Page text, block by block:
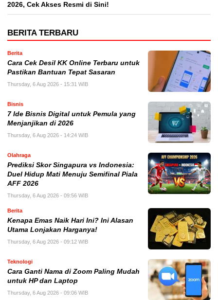
2026, Cek Akses Resmi di Sini!
BERITA TERBARU
Berita
Cara Cek Desil KK Online Terbaru untuk
Pastikan Bantuan Tepat Sasaran
Thursday, 6 Aug 2026 - 15:31 WIB
Bisnis
7 Ide Bisnis Digital untuk Pemula yang
Menjanjikan di 2026
Thursday, 6 Aug 2026 - 14:24 WIB
Olahraga
Prediksi Skor Singapura vs Indonesia:
Duel Hidup Mati Menuju Semifinal Piala
AFF 2026
Thursday, 6 Aug 2026 - 09:56 WIB
Berita
Kenapa Emas Naik Hari Ini? Ini Alasan
Utama Lonjakan Harganya!
Thursday, 6 Aug 2026 - 09:12 WIB
Teknologi
Cara Ganti Nama di Zoom Paling Mudah
untuk HP dan Laptop
Thursday, 6 Aug 2026 - 09:06 WIB